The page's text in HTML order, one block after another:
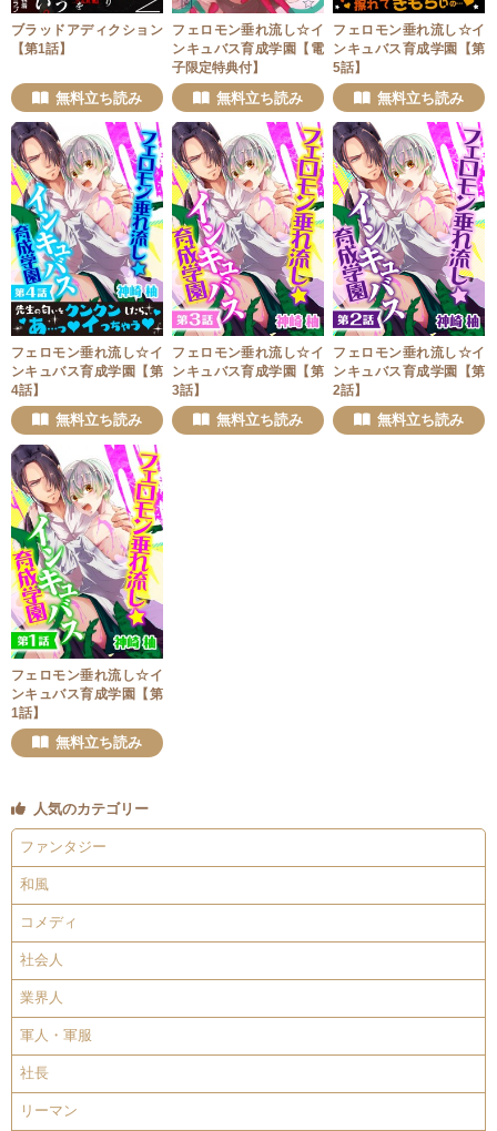
ブラッドアディクション
【第1話】
無料立ち読み
フェロモン垂れ流し☆イ
ンキュバス育成学園【電
子限定特典付】
無料立ち読み
フェロモン垂れ流し☆イ
ンキュバス育成学園【第
5話】
無料立ち読み
フェロモン垂れ流し☆イ
ンキュバス育成学園【第
4話】
無料立ち読み
フェロモン垂れ流し☆イ
ンキュバス育成学園【第
3話】
無料立ち読み
フェロモン垂れ流し☆イ
ンキュバス育成学園【第
2話】
無料立ち読み
フェロモン垂れ流し☆イ
ンキュバス育成学園【第
1話】
無料立ち読み
人気のカテゴリー
ファンタジー
和風
コメディ
社会人
業界人
軍人・軍服
社長
リーマン